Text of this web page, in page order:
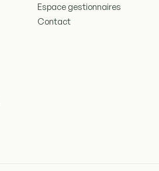
Espace gestionnaires
Contact